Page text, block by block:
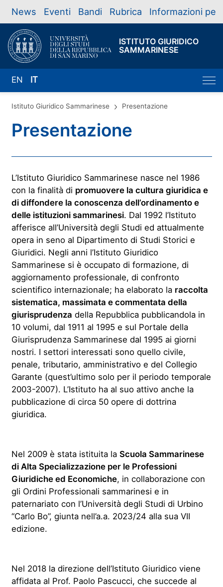
News Eventi Bandi Rubrica Informazioni per
ISTITUTO GIURIDICO
SAMMARINESE
EN IT
Istituto Giuridico Sammarinese Presentazione
Presentazione
L’Istituto Giuridico Sammarinese nasce nel 1986
con la finalità di promuovere la cultura giuridica e
di diffondere la conoscenza dell’ordinamento e
delle istituzioni sammarinesi. Dal 1992 l’Istituto
afferisce all’Università degli Studi ed attualmente
opera in seno al Dipartimento di Studi Storici e
Giuridici. Negli anni l’Istituto Giuridico
Sammarinese si è occupato di formazione, di
aggiornamento professionale, di confronto
scientifico internazionale; ha elaborato la raccolta
sistematica, massimata e commentata della
giurisprudenza della Repubblica pubblicandola in
10 volumi, dal 1911 al 1995 e sul Portale della
Giurisprudenza Sammarinese dal 1995 ai giorni
nostri. I settori interessati sono quello civile,
penale, tributario, amministrativo e del Collegio
Garante (quest’ultimo solo per il periodo temporale
2003-2007). L’Istituto ha al suo attivo anche la
pubblicazione di circa 50 opere di dottrina
giuridica.
Nel 2009 è stata istituita la Scuola Sammarinese
di Alta Specializzazione per le Professioni
Giuridiche ed Economiche, in collaborazione con
gli Ordini Professionali sammarinesi e in
paternariato con l’Università degli Studi di Urbino
“Carlo Bo”, giunta nell’a.a. 2023/24 alla sua VII
edizione.
Nel 2018 la direzione dell’Istituto Giuridico viene
affidata al Prof. Paolo Pascucci, che succede al